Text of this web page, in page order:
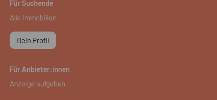
Für Suchende
Alle Immobilien
Dein Profil
Für Anbieter:innen
Anzeige aufgeben